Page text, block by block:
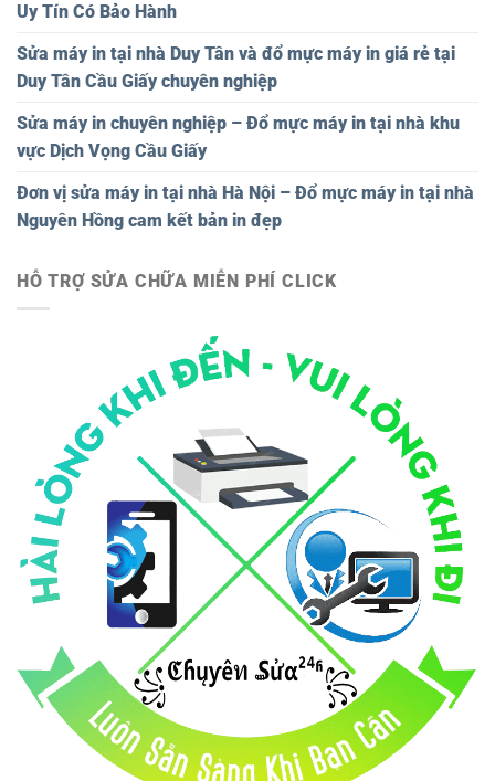
Uy Tín Có Bảo Hành
Sửa máy in tại nhà Duy Tân và đổ mực máy in giá rẻ tại
Duy Tân Cầu Giấy chuyên nghiệp
Sửa máy in chuyên nghiệp – Đổ mực máy in tại nhà khu
vực Dịch Vọng Cầu Giấy
Đơn vị sửa máy in tại nhà Hà Nội – Đổ mực máy in tại nhà
Nguyên Hồng cam kết bản in đẹp
HỖ TRỢ SỬA CHỮA MIỄN PHÍ CLICK